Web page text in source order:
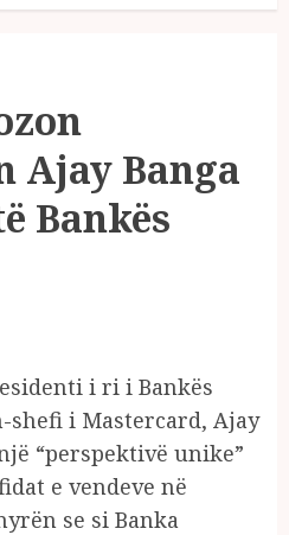
Ajay Banga
Bankës
i ri i Bankës
shefi i Mastercard, Ajay
“perspektivë unike”
e vendeve në
se si Banka